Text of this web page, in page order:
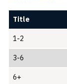
Title
1-2
3-6
6+